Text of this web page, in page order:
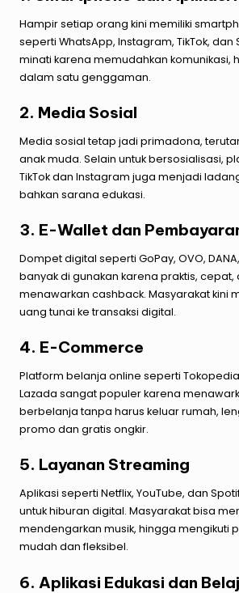
Hampir setiap orang kini memiliki
seperti WhatsApp, Instagram, TikTok,
minati karena memudahkan komunikasi,
dalam satu genggaman.
2. Media Sosial
Media sosial tetap jadi primadona,
anak muda. Selain untuk bersosialisasi,
TikTok dan Instagram juga menjadi
bahkan sarana edukasi.
3. E-Wallet dan
Dompet digital seperti GoPay, OVO,
banyak di gunakan karena praktis, cepat,
menawarkan cashback. Masyarakat kini
uang tunai ke transaksi digital.
4. E-Commerce
Platform belanja online seperti
Lazada sangat populer karena
berbelanja tanpa harus keluar rumah,
promo dan gratis ongkir.
5. Layanan Streaming
Aplikasi seperti Netflix, YouTube, dan
untuk hiburan digital. Masyarakat bisa
mendengarkan musik, hingga mengikuti
mudah dan fleksibel.
6. Aplikasi Edukasi dan